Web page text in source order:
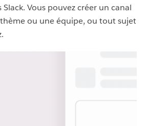
Vous pouvez créer un canal
ou une équipe, ou tout sujet